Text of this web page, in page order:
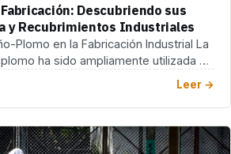
Descubriendo sus
y Recubrimientos Industriales
Plomo en la Fabricación Industrial La
ha sido ampliamente utilizada en
Leer →